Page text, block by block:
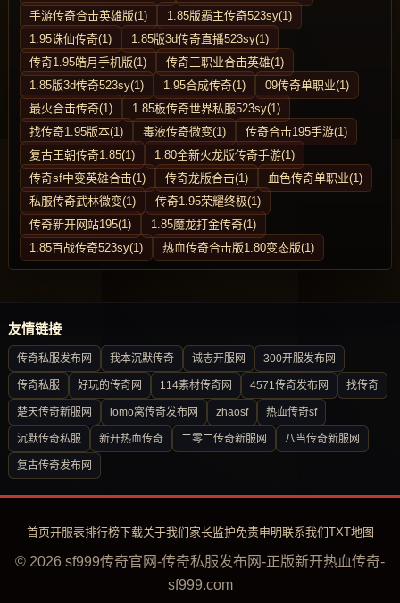
手游传奇合击英雄版(1)
1.85版霸主传奇523sy(1)
1.95诛仙传奇(1)
1.85版3d传奇直播523sy(1)
传奇1.95皓月手机版(1)
传奇三职业合击英雄(1)
1.85版3d传奇523sy(1)
1.95合成传奇(1)
09传奇单职业(1)
最火合击传奇(1)
1.85板传奇世界私服523sy(1)
找传奇1.95版本(1)
毒液传奇微变(1)
传奇合击195手游(1)
复古王朝传奇1.85(1)
1.80全新火龙版传奇手游(1)
传奇sf中变英雄合击(1)
传奇龙版合击(1)
血色传奇单职业(1)
私服传奇武林微变(1)
传奇1.95荣耀终极(1)
传奇新开网站195(1)
1.85魔龙打金传奇(1)
1.85百战传奇523sy(1)
热血传奇合击版1.80变态版(1)
友情链接
传奇私服发布网 我本沉默传奇 诚志开服网 300开服发布网
传奇私服 好玩的传奇网 114素材传奇网 4571传奇发布网 找传奇
楚天传奇新服网 lomo窝传奇发布网 zhaosf 热血传奇sf
沉默传奇私服 新开热血传奇 二零二传奇新服网 八当传奇新服网
复古传奇发布网
首页开服表排行榜下载关于我们 家长监护免责申明联系我们TXT地图
© 2026 sf999传奇官网-传奇私服发布网-正版新开热血传奇-
sf999.com